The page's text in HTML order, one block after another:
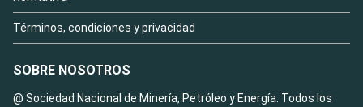
Términos, condiciones y privacidad
SOBRE NOSOTROS
@ Sociedad Nacional de Minería, Petróleo y Energía. Todos los